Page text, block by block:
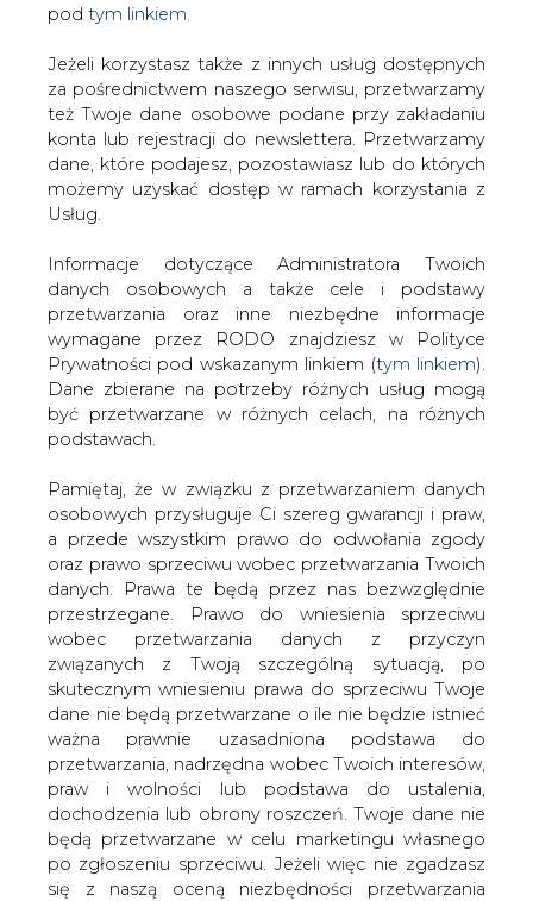
WŁĄCZ CIRE.TV
pod tym linkiem.
Jeżeli korzystasz także z innych usług dostępnych
za pośrednictwem naszego serwisu, przetwarzamy
też Twoje dane osobowe podane przy zakładaniu
konta lub rejestracji do newslettera. Przetwarzamy
dane, które podajesz, pozostawiasz lub do których
możemy uzyskać dostęp w ramach korzystania z
Usług.
Informacje dotyczące Administratora Twoich
danych osobowych a także cele i podstawy
przetwarzania oraz inne niezbędne informacje
wymagane przez RODO znajdziesz w Polityce
Prywatności pod wskazanym linkiem (tym linkiem).
Dane zbierane na potrzeby różnych usług mogą
być przetwarzane w różnych celach, na różnych
podstawach.
Pamiętaj, że w związku z przetwarzaniem danych
osobowych przysługuje Ci szereg gwarancji i praw,
a przede wszystkim prawo do odwołania zgody
oraz prawo sprzeciwu wobec przetwarzania Twoich
danych. Prawa te będą przez nas bezwzględnie
przestrzegane. Prawo do wniesienia sprzeciwu
wobec przetwarzania danych z przyczyn
związanych z Twoją szczególną sytuacją, po
skutecznym wniesieniu prawa do sprzeciwu Twoje
dane nie będą przetwarzane o ile nie będzie istnieć
ważna prawnie uzasadniona podstawa do
przetwarzania, nadrzędna wobec Twoich interesów,
praw i wolności lub podstawa do ustalenia,
dochodzenia lub obrony roszczeń. Twoje dane nie
będą przetwarzane w celu marketingu własnego
po zgłoszeniu sprzeciwu. Jeżeli więc nie zgadzasz
się z naszą oceną niezbędności przetwarzania
Strona główna
SERWIS INFORMACYJNY CIRE
Ropa pnie się na szczyt
2004-02-18 00:00
skomentuj
udostępnij:
Ropa pnie się na szczyt
Na giełdzie paliw w Londynie ceny ropy
naftowej wzrosły w środę przed
południem do poziomu najwyższego od
trzech tygodni - informują brokerzy.
kilknij TU i przeczytaj pełną informację w serwisie e-
petrol.pl
#paliwa #świat
Artykuł powstał bez wsparcia narzędzi sztucznej inteligencji.
Wydawca portalu CIRE zgadza się na włączenie publikacji do